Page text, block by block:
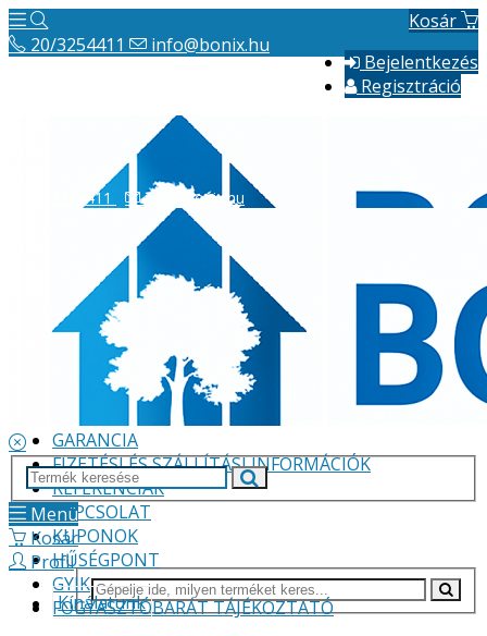
Kosár
Bejelentkezés
Regisztráció
20/3254411 info@bonix.hu
VÁLLALKOZÁS BEMUTATÁSA
GARANCIA
FIZETÉSI ÉS SZÁLLÍTÁSI INFORMÁCIÓK
REFERENCIÁK
KAPCSOLAT
KUPONOK
HŰSÉGPONT
GYIK
FOGYASZTÓBARÁT TÁJÉKOZTATÓ
20/3254411 info@bonix.hu
Menü
Kosár
Profil
Kínálatunk